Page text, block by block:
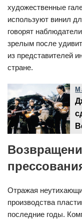
художественные
используют винил
говорят
зрелым после
из представителей
стране.
Отражая
производства
последние годы.